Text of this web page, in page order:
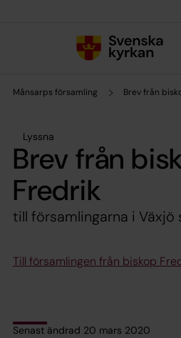
Månsarps församling Brev från
Lyssna
Brev från
Fredrik
till församlingarna i
Till församlingen från biskop
Senast ändrad 20 mars 2020